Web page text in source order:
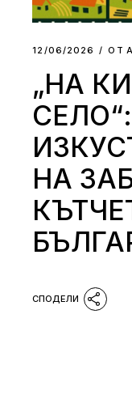
12/06/2026 ОТ
„НА
НА